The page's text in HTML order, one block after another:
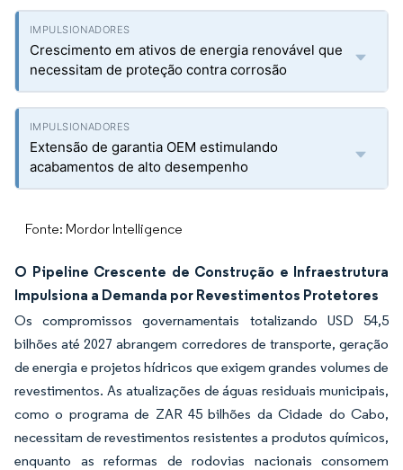
Crescimento em ativos de energia renovável que
necessitam de proteção contra corrosão
Extensão de garantia OEM estimulando
acabamentos de alto desempenho
Fonte: Mordor Intelligence
O Pipeline Crescente de Construção e Infraestrutura
Impulsiona a Demanda por Revestimentos Protetores
Os compromissos governamentais totalizando USD 54,5
bilhões até 2027 abrangem corredores de transporte, geração
de energia e projetos hídricos que exigem grandes volumes de
revestimentos. As atualizações de águas residuais municipais,
como o programa de ZAR 45 bilhões da Cidade do Cabo,
necessitam de revestimentos resistentes a produtos químicos,
enquanto as reformas de rodovias nacionais consomem